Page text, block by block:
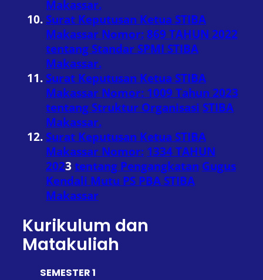
Makassar.
Surat Keputusan Ketua STIBA
Makassar Nomor: 869 TAHUN 2022
tentang Standar SPMI STIBA
Makassar.
Surat Keputusan Ketua STIBA
Makassar Nomor: 1009 Tahun 2023
tentang Struktur Organisasi STIBA
Makassar.
Surat Keputusan Ketua STIBA
Makassar Nomor: 1334 TAHUN
2023 tentang Pengangkatan Gugus
Kendali Mutu PS PBA STIBA
Makassar
Kurikulum dan
Matakuliah
SEMESTER 1